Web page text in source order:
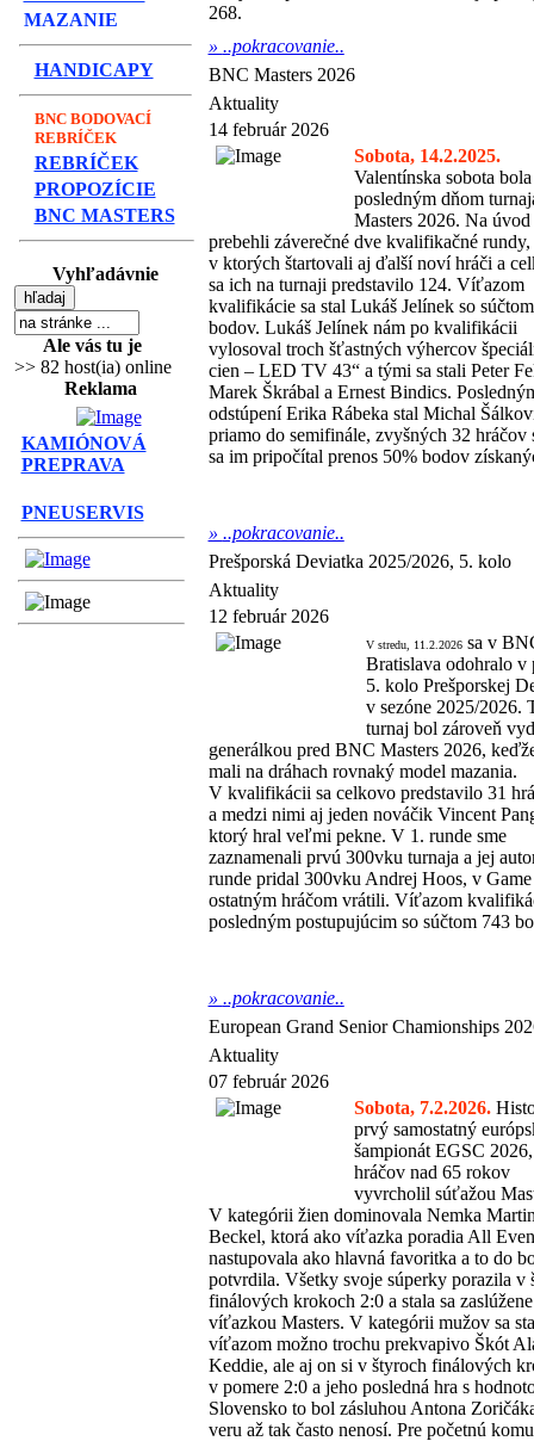
MAZANIE
HANDICAPY
BNC BODOVACÍ
REBRÍČEK
REBRÍČEK
PROPOZÍCIE
BNC MASTERS
Vyhľadávnie
Ale vás tu je
>> 82 host(ia) online
Reklama
KAMIÓNOVÁ
PREPRAVA
PNEUSERVIS
268.
» ..pokracovanie..
BNC Masters 2026
Aktuality
14 február 2026
Sobota, 14.2.2025.
Valentínska sobota bola
posledným dňom
Masters 2026. Na úvod
prebehli záverečné dve kvalifikačné rundy,
v ktorých štartovali aj ďalší noví hráči a
sa ich na turnaji predstavilo 124. Víťazom
kvalifikácie sa stal Lukáš Jelínek so
bodov. Lukáš Jelínek nám po kvalifikácii
vylosoval troch šťastných výhercov
cien – LED TV 43“ a tými sa stali Peter
Marek Škrábal a Ernest Bindics.
odstúpení Erika Rábeka stal Michal
priamo do semifinále, zvyšných 32
sa im pripočítal prenos 50% bodov
» ..pokracovanie..
Prešporská Deviatka 2025/2026, 5. kolo
Aktuality
12 február 2026
V stredu, 11.2.2026sa v
Bratislava odohralo v
5. kolo Prešporskej
v sezóne 2025/2026.
turnaj bol zároveň
generálkou pred BNC Masters 2026,
mali na dráhach rovnaký model mazania.
V kvalifikácii sa celkovo predstavilo 31
a medzi nimi aj jeden nováčik Vincent
ktorý hral veľmi pekne. V 1. runde sme
zaznamenali prvú 300vku turnaja a jej
runde pridal 300vku Andrej Hoos, v
ostatným hráčom vrátili. Víťazom
posledným postupujúcim so súčtom 743
» ..pokracovanie..
European Grand Senior Chamionships
Aktuality
07 február 2026
Sobota, 7.2.2026.
prvý samostatný
šampionát EGSC
hráčov nad 65 rokov
vyvrcholil súťažou
V kategórii žien dominovala Nemka
Beckel, ktorá ako víťazka poradia All
nastupovala ako hlavná favoritka a to do
potvrdila. Všetky svoje súperky porazila v
finálových krokoch 2:0 a stala sa zaslúžene
víťazkou Masters. V kategórii mužov sa
víťazom možno trochu prekvapivo Škót
Keddie, ale aj on si v štyroch finálových
v pomere 2:0 a jeho posledná hra s
Slovensko to bol zásluhou Antona
veru až tak často nenosí. Pre početnú